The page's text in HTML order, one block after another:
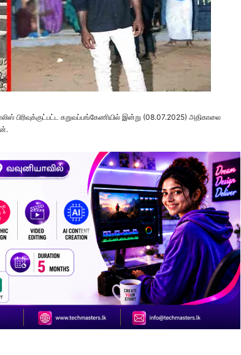
பிரிவுக்குட்பட்ட கறுவப்பங்கேணியில் இன்று (08.07.2025) அதிகாலை